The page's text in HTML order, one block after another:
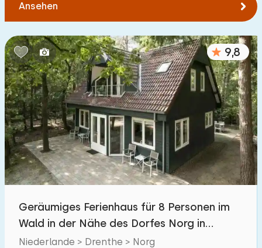
1 2
Zu öffentlichen Verkehrsmitteln(max. km):
0,2 0,5 1 2 5
Unterkunft
Nicht im Ferienpark 1100 +
Im Ferienpark 3200
Einfamilienhaus
Ferienbauernhof
Villa
Ansehen
9,8
Geräumiges Ferienhaus für 8 Personen im
Wald in der Nähe des Dorfes Norg in
Drenthe
Niederlande > Drenthe > Norg